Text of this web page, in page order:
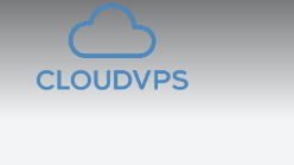
Vous êtes ici :